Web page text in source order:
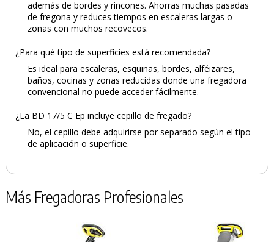
además de bordes y rincones. Ahorras muchas pasadas
de fregona y reduces tiempos en escaleras largas o
zonas con muchos recovecos.
¿Para qué tipo de superficies está recomendada?
Es ideal para escaleras, esquinas, bordes, alféizares,
baños, cocinas y zonas reducidas donde una fregadora
convencional no puede acceder fácilmente.
¿La BD 17/5 C Ep incluye cepillo de fregado?
No, el cepillo debe adquirirse por separado según el tipo
de aplicación o superficie.
Más Fregadoras Profesionales